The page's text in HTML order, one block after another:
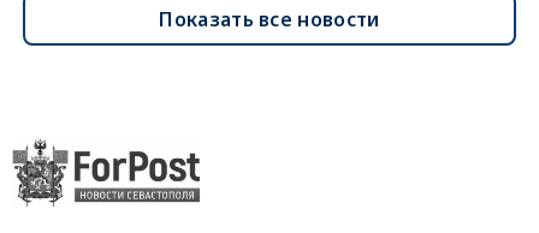
Показать все новости